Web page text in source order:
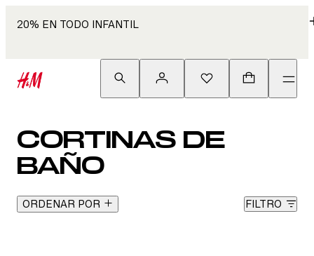
20% EN TODO INFANTIL
CORTINAS DE
BAÑO
ORDENAR POR FILTRO